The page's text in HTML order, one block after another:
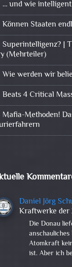
… und wie
Können Staaten
Superintelligenz? |
(Mehrteiler)
Wie werden wir
Beats 4 Critical
Mafia-Methoden!
Daniel Jörg
Kraftwerke
Die Donau
Atomkraft
ist. Aber ich